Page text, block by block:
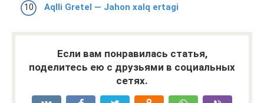
Aqlli Gretel — Jahon xalq ertagi
Если вам понравилась статья,
поделитесь ею с друзьями в социальных
сетях.